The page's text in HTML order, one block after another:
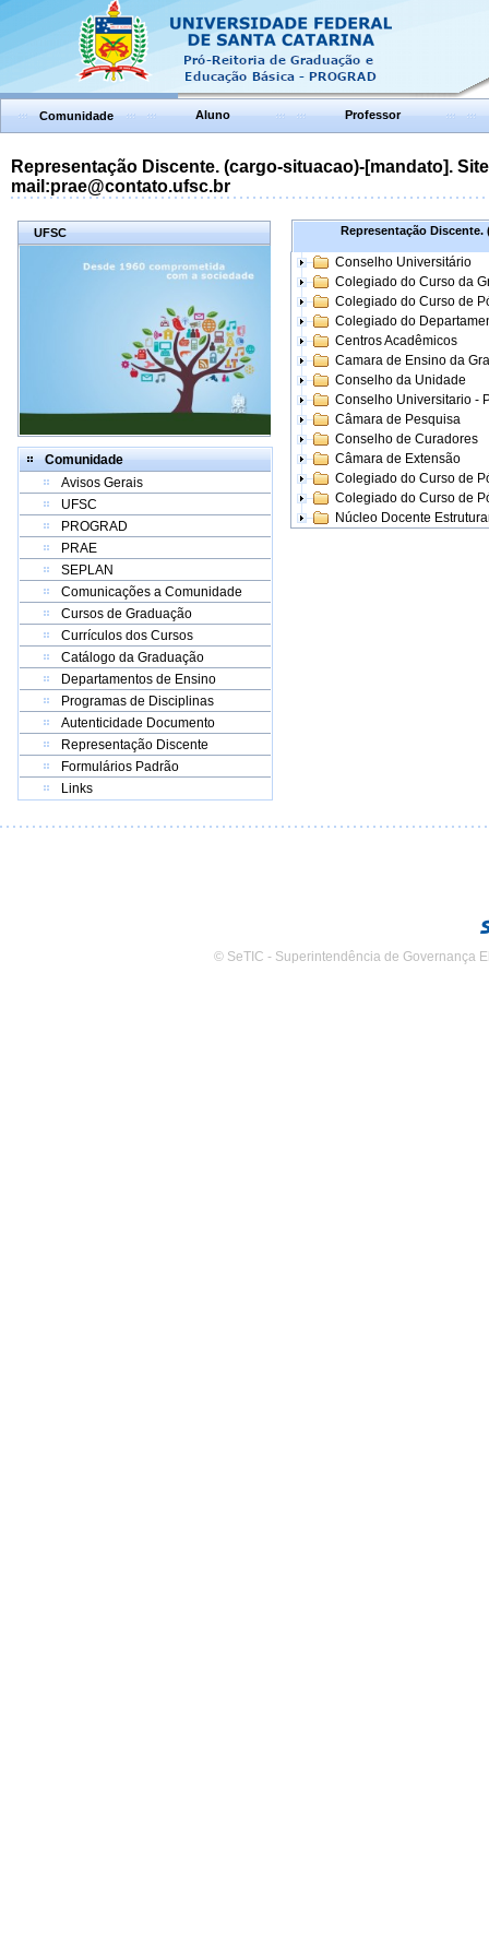
Comunidade Aluno Professor
Representação Discente. (cargo-situacao)-[mandato].
mail:prae@contato.ufsc.br
UFSC
Comunidade
Avisos Gerais
UFSC
PROGRAD
PRAE
SEPLAN
Comunicações a Comunidade
Cursos de Graduação
Currículos dos Cursos
Catálogo da Graduação
Departamentos de Ensino
Programas de Disciplinas
Autenticidade Documento
Representação Discente
Formulários Padrão
Links
Representação Discente.
Conselho Universitário
Colegiado do Curso da
Colegiado do Curso de
Colegiado do
Centros Acadêmicos
Camara de Ensino da
Conselho da Unidade
Conselho Universitario -
Câmara de Pesquisa
Conselho de Curadores
Câmara de Extensão
Colegiado do Curso de
Colegiado do Curso de
Núcleo Docente
© SeTIC - Superintendência de Governança